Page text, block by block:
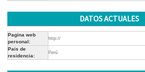
DATOS ACTUALES
Pagina web
personal:
http://
Pais de
residencia:
Perú